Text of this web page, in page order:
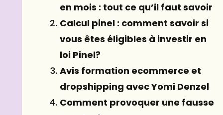
en mois : tout ce qu’il faut savoir
Calcul pinel : comment savoir si
vous êtes éligibles à investir en
loi Pinel?
Avis formation ecommerce et
dropshipping avec Yomi Denzel
Comment provoquer une fausse